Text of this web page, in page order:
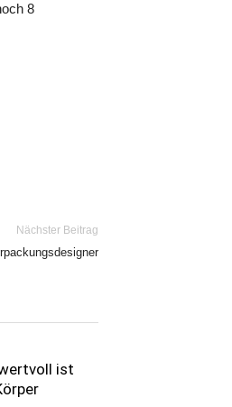
8
Nächster Beitrag
ist